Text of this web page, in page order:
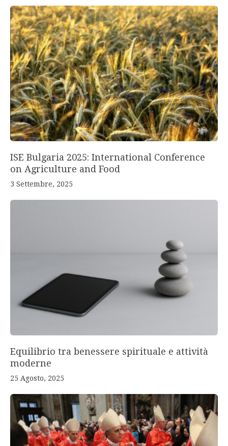
ISE Bulgaria 2025: International Conference
on Agriculture and Food
3 Settembre, 2025
Equilibrio tra benessere spirituale e attività
moderne
25 Agosto, 2025